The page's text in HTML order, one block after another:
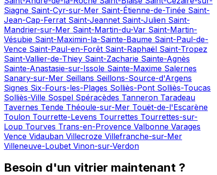
Siagne Saint-Cyr-sur-Mer Saint-Étienne-de-Tinée Saint-
Jean-Cap-Ferrat Saint-Jeannet Saint-Julien Saint-
Mandrier-sur-Mer Saint-Martin-du-Var Saint-Martin-
Vésubie Saint-Maximin-la-Sainte-Baume Saint-Paul-de-
Vence Saint-Paul-en-Forêt Saint-Raphaël Saint-Tropez
Saint-Vallier-de-Thiey Saint-Zacharie Sainte-Agnès
Sainte-Anastasie-sur-Issole Sainte-Maxime Salernes
Sanary-sur-Mer Seillans Seillons-Source-d'Argens
Signes Six-Fours-les-Plages Solliès-Pont Solliès-Toucas
Solliès-Ville Sospel Spéracèdes Tanneron Taradeau
Tavernes Tende Théoule-sur-Mer Touët-de-l'Escarène
Toulon Tourrette-Levens Tourrettes Tourrettes-sur-
Loup Tourves Trans-en-Provence Valbonne Varages
Vence Vidauban Villecroze Villefranche-sur-Mer
Villeneuve-Loubet Vinon-sur-Verdon
Besoin d'un vitrier maintenant ?